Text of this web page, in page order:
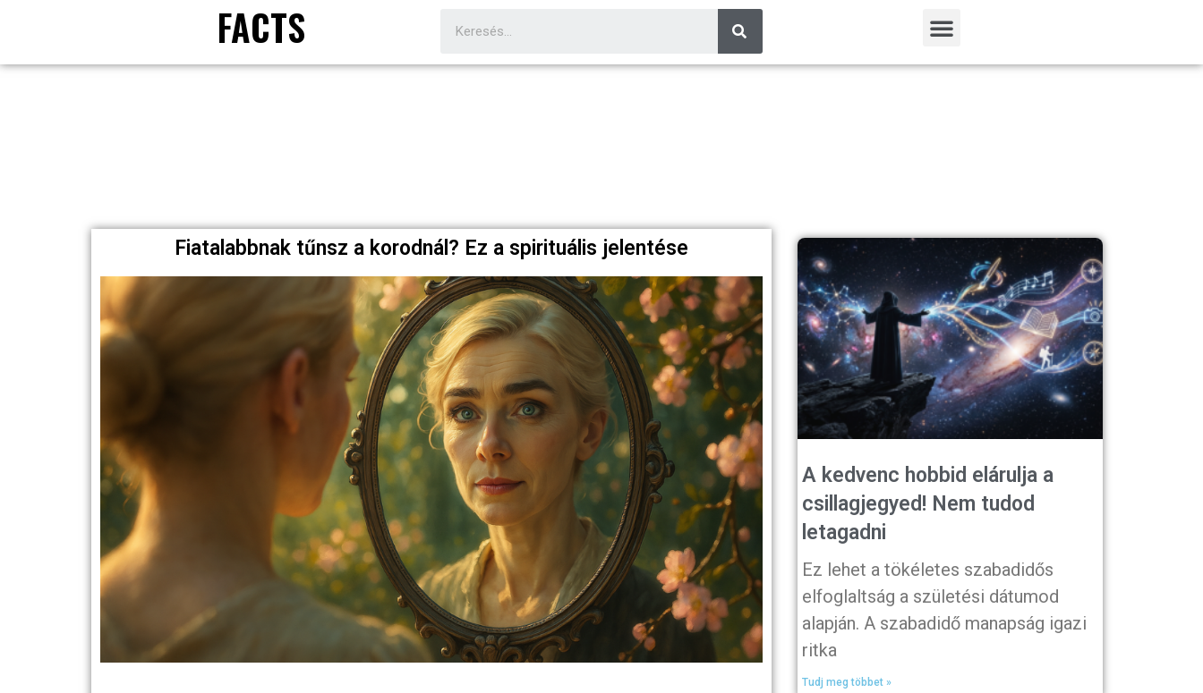
FACTS
Fiatalabbnak tűnsz a korodnál? Ez a spirituális jelentése
A kedvenc hobbid elárulja a
csillagjegyed! Nem tudod
letagadni
Ez lehet a tökéletes szabadidős
elfoglaltság a születési dátumod
alapján. A szabadidő manapság igazi
ritka
Tudj meg többet »